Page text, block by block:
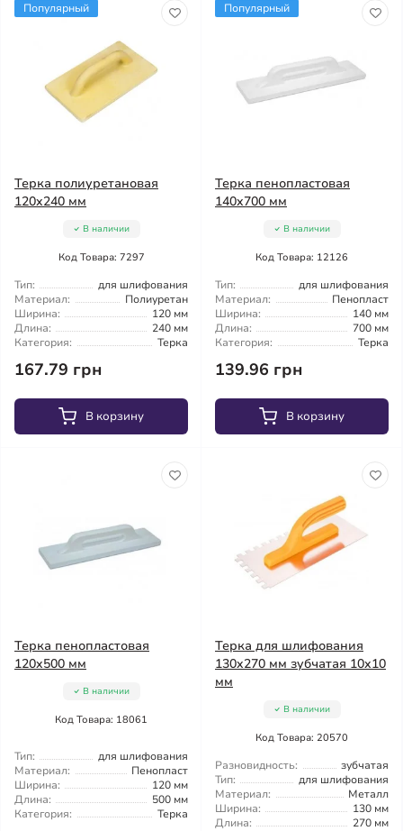
Популярный
Терка полиуретановая
120x240 мм
В наличии
Код Товара: 7297
Тип:
для шлифования
Материал:
Полиуретан
Ширина:
120 мм
Длина:
240 мм
Категория:
Терка
167.79 грн
В корзину
Популярный
Терка пенопластовая
140x700 мм
В наличии
Код Товара: 12126
Тип:
для шлифования
Материал:
Пенопласт
Ширина:
140 мм
Длина:
700 мм
Категория:
Терка
139.96 грн
В корзину
Терка пенопластовая
120x500 мм
В наличии
Код Товара: 18061
Тип:
для шлифования
Материал:
Пенопласт
Ширина:
120 мм
Длина:
500 мм
Категория:
Терка
Терка для шлифования
130x270 мм зубчатая 10x10
мм
В наличии
Код Товара: 20570
Разновидность:
зубчатая
Тип:
для шлифования
Материал:
Металл
Ширина:
130 мм
Длина:
270 мм